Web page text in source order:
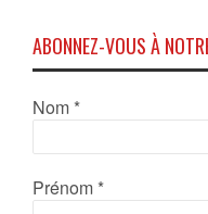
ABONNEZ-VOUS À
Nom *
Prénom *